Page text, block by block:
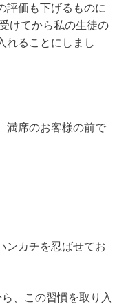
評価も下げるものに
けてから私の生徒の
れることにしまし
満席のお客様の前で
ンカチを忍ばせてお
、この習慣を取り入